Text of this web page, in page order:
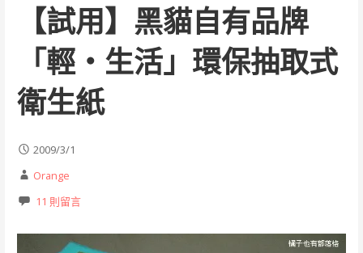
【試用】黑貓自有品牌
「輕‧生活」環保抽取式
衛生紙
2009/3/1
Orange
11 則留言